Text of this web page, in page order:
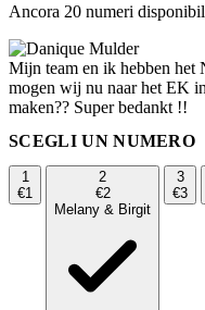
Ancora 20 numeri
Mijn team en ik hebben het
mogen wij nu naar het EK
maken?? Super bedankt !!
SCEGLI UN NUMERO
1
€1
2
€2
Melany & Birgit
3
€3